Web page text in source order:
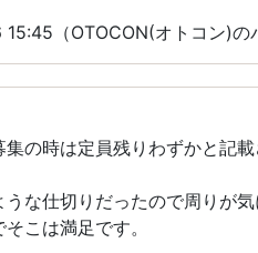
（OTOCON(オトコン)の
の時は定員残りわずかと記
な仕切りだったので周りが
こは満足です。